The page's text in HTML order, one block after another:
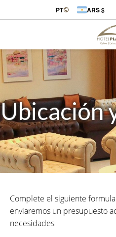
PT ARS $
Ubicación
Complete el siguiente
enviaremos un presupuesto
necesidades